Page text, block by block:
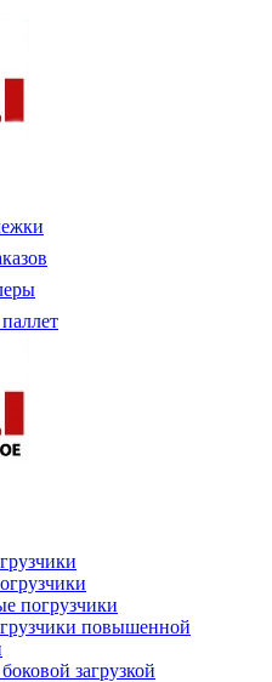
погрузчики
повышенной
загрузкой